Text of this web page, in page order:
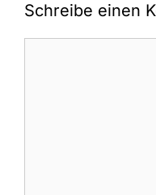
Schreibe einen